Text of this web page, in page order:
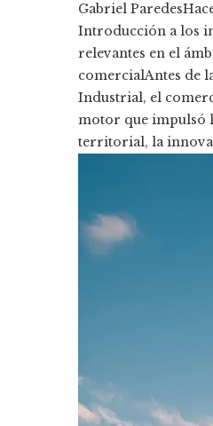
Gabriel Paredes
Introducción a los
relevantes en el
comercialAntes de
Industrial, el
motor que impulsó
territorial, la